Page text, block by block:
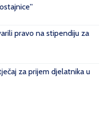
pravo na stipendiju za
za prijem djelatnika u